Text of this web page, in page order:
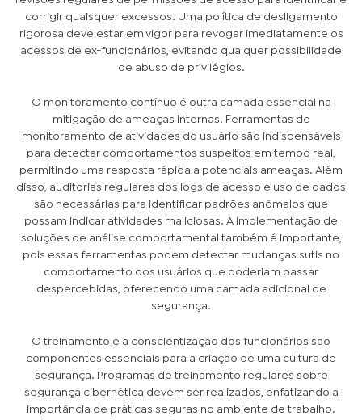
corrigir quaisquer excessos. Uma política de desligamento
rigorosa deve estar em vigor para revogar imediatamente os
acessos de ex-funcionários, evitando qualquer possibilidade
de abuso de privilégios.
O monitoramento contínuo é outra camada essencial na
mitigação de ameaças internas. Ferramentas de
monitoramento de atividades do usuário são indispensáveis
para detectar comportamentos suspeitos em tempo real,
permitindo uma resposta rápida a potenciais ameaças. Além
disso, auditorias regulares dos logs de acesso e uso de dados
são necessárias para identificar padrões anômalos que
possam indicar atividades maliciosas. A implementação de
soluções de análise comportamental também é importante,
pois essas ferramentas podem detectar mudanças sutis no
comportamento dos usuários que poderiam passar
despercebidas, oferecendo uma camada adicional de
segurança.
O treinamento e a conscientização dos funcionários são
componentes essenciais para a criação de uma cultura de
segurança. Programas de treinamento regulares sobre
segurança cibernética devem ser realizados, enfatizando a
importância de práticas seguras no ambiente de trabalho.